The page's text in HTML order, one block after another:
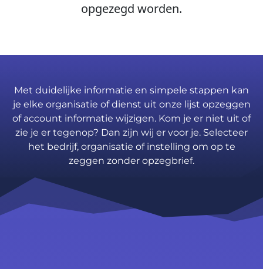
opgezegd worden.
Met duidelijke informatie en simpele stappen kan
je elke organisatie of dienst uit onze lijst opzeggen
of account informatie wijzigen. Kom je er niet uit of
zie je er tegenop? Dan zijn wij er voor je. Selecteer
het bedrijf, organisatie of instelling om op te
zeggen zonder opzegbrief.